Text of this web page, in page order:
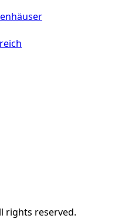
rights reserved.